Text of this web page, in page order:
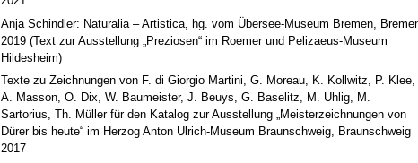
Anja Schindler: Naturalia – Artistica, hg. vom Übersee-Museum Bremen,
2019 (Text zur Ausstellung „Preziosen“ im Roemer und Pelizaeus-Museum
Hildesheim)
Texte zu Zeichnungen von F. di Giorgio Martini, G. Moreau, K. Kollwitz, P. Klee,
A. Masson, O. Dix, W. Baumeister, J. Beuys, G. Baselitz, M. Uhlig, M.
Sartorius, Th. Müller für den Katalog zur Ausstellung „Meisterzeichnungen von
Dürer bis heute“ im Herzog Anton Ulrich-Museum Braunschweig, Braunschweig
2017